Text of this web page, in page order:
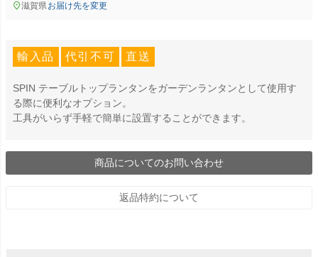
滋賀県お届け先を変更
輸入品 代引不可 直送
SPIN テーブルトップランタンをガーデンランタンとして使用す
る際に便利なオプション。
工具がいらず手軽で簡単に設置することができます。
商品についてのお問い合わせ
返品特約について